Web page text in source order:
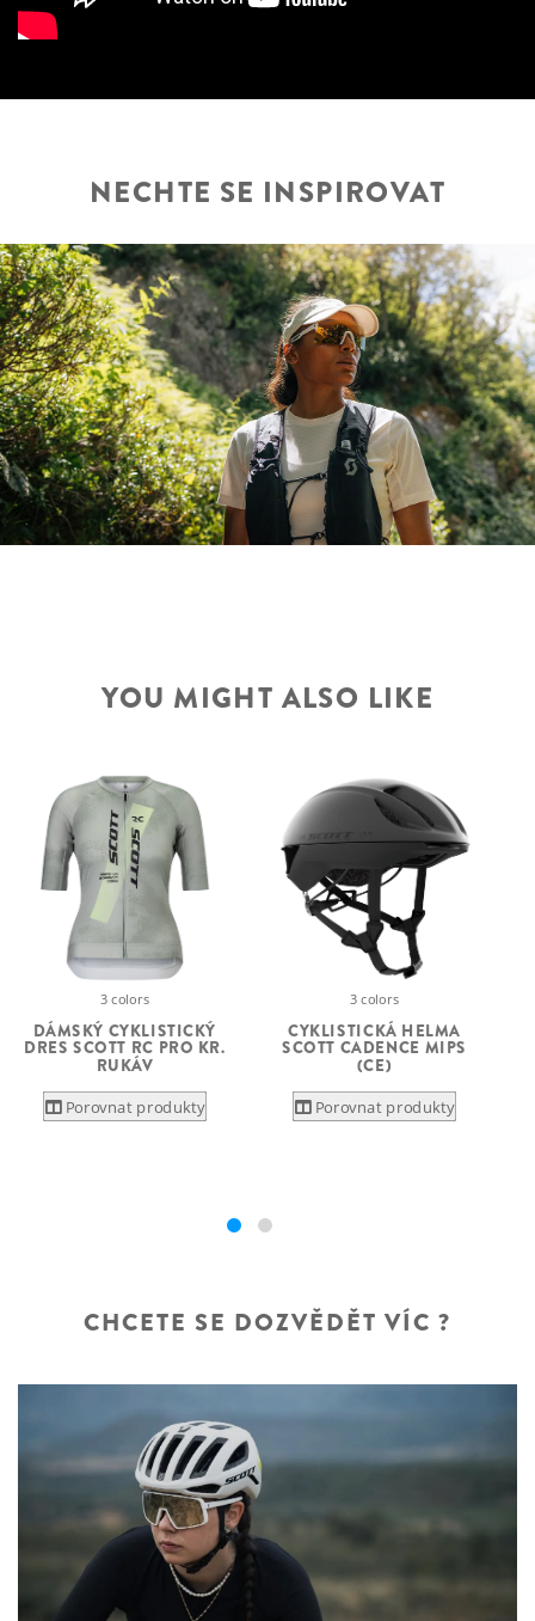
NECHTE SE INSPIROVAT
YOU MIGHT ALSO LIKE
3 colors
DÁMSKÝ CYKLISTICKÝ
DRES SCOTT RC PRO KR.
RUKÁV
Porovnat produkty
3 colors
CYKLISTICKÁ HELMA
SCOTT CADENCE MIPS
(CE)
Porovnat produkty
CHCETE SE DOZVĚDĚT VÍC ?